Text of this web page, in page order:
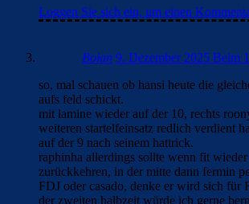
Loggen Sie sich ein, um einen
Bojan 9. Dezember 2025 Beim
so, mal schauen ob hansi heute die
aufs feld schickt.
mit lamine wieder auf der 10, rechts
weiteren startelfeinsatz redlich verdient
auf der 9 nach seinem hattrick.
raphinha allerdings sollte wenn fit
zurückkehren, in der mitte dann fermin
FDJ oder casado, denke er wird sich für
der zweiten halbzeit würde ich gerne